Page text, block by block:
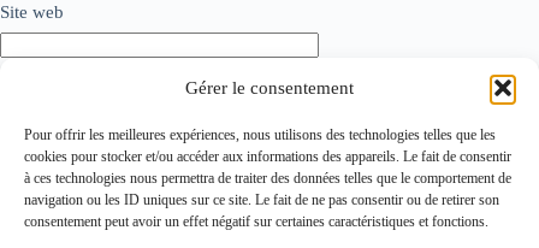
Gérer le consentement
Pour offrir les meilleures expériences, nous utilisons des technologies telles que les
cookies pour stocker et/ou accéder aux informations des appareils. Le fait de consentir
à ces technologies nous permettra de traiter des données telles que le comportement de
navigation ou les ID uniques sur ce site. Le fait de ne pas consentir ou de retirer son
consentement peut avoir un effet négatif sur certaines caractéristiques et fonctions.
Site web
*